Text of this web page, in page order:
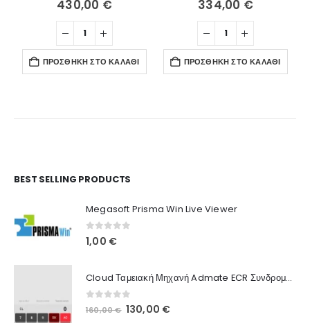
430,00 €
ΠΡΟΣΘΉΚΗ ΣΤΟ ΚΑΛΆΘΙ
334,00 €
ΠΡΟΣΘΉΚΗ ΣΤΟ ΚΑΛΆΘΙ
BEST SELLING PRODUCTS
Megasoft Prisma Win Live Viewer
0 out of 5
1,00 €
Cloud Ταμειακή Μηχανή Admate ECR Συνδρομή 12 μηνών
out of 5
160,00€ Original
130,00 €Η
Ο Λογαριασμός μου
Στοιχεία λογαριασμού
Παραγγελίες
Πληροφορίες Καταστήματος
Ποιοι Είμαστε